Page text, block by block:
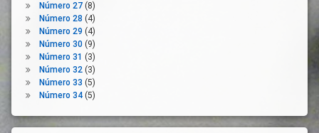
Recuperación
Economica
Reducción
De
Jornada
Seguridad
Social
Suspensión
De Contrato
Número 27(8)
Número 28 (4)
Número 29 (4)
Número 30(9)
Número 31 (3)
Número 32(3)
Número 33 (5)
Número 34(5)